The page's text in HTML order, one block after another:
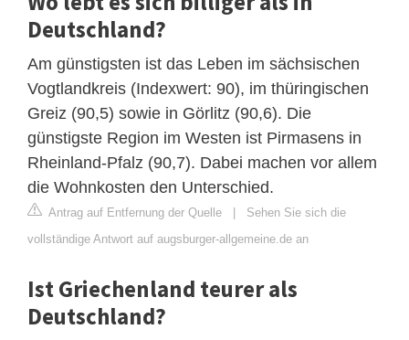
Deutschland?
Am günstigsten ist das Leben im sächsischen
Vogtlandkreis (Indexwert: 90), im thüringischen
Greiz (90,5) sowie in Görlitz (90,6). Die
günstigste Region im Westen ist Pirmasens in
Rheinland-Pfalz (90,7). Dabei machen vor allem
die Wohnkosten den Unterschied.
Antrag auf Entfernung der Quelle | Sehen Sie sich die
vollständige Antwort auf augsburger-allgemeine.de an
Ist Griechenland teurer als
Deutschland?